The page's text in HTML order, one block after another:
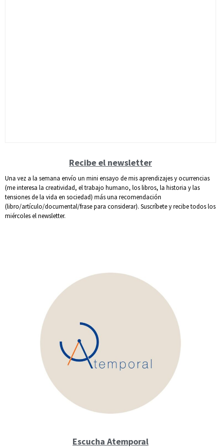
Recibe el newsletter
Una vez a la semana envío un mini ensayo de mis aprendizajes y ocurrencias
(me interesa la creatividad, el trabajo humano, los libros, la historia y las
tensiones de la vida en sociedad) más una recomendación
(libro/artículo/documental/frase para considerar). Suscríbete y recibe todos los
miércoles el newsletter.
Escucha Atemporal